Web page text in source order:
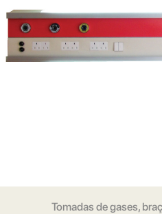
Tomadas de gases,